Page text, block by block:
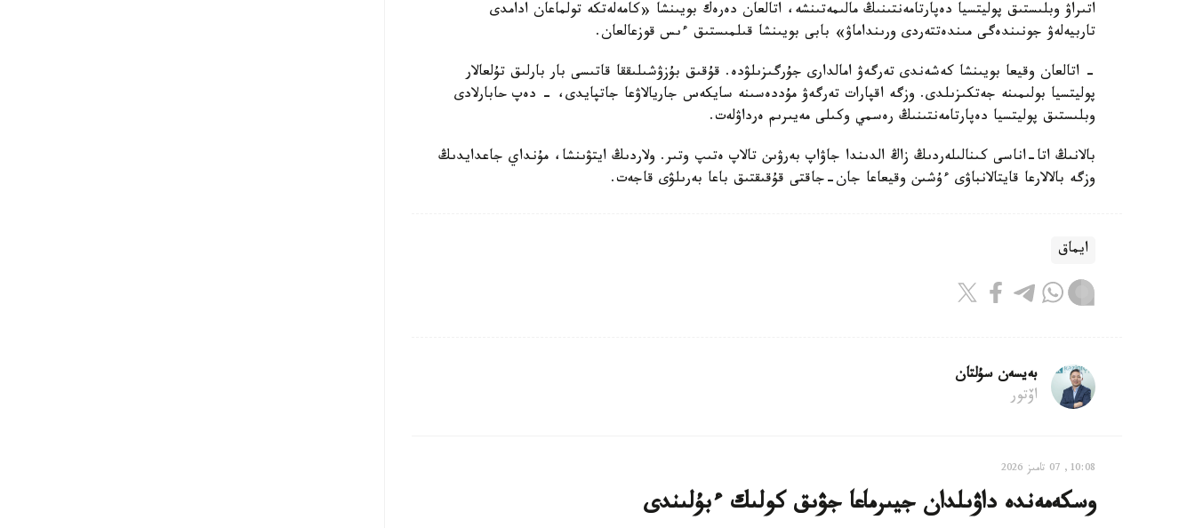
اتىراۋ وبلىستىق پوليتسيا دەپارتامەنتىنىڭ مالىمەتىنشە، اتالعان دەرەك بويىنشا «كامەلەتكە تولماعان ادامدى
تاربيەلەۋ جونىندەگى مىندەتتەردى ورىنداماۋ» بابى بويىنشا قىلمىستىق ءىس قوزعالعان.
- اتالعان وقيعا بويىنشا كەشەندى تەرگەۋ امالدارى جۇرگىزىلۋدە. قۇقىق بۇزۋشىلىققا قاتىسى بار بارلىق تۇلعالار
پوليتسيا بولىمىنە جەتكىزىلدى. وزگە اقپارات تەرگەۋ مۇددەسىنە سايكەس جاريالاۋعا جاتپايدى، - دەپ حابارلادى
وبلىستىق پوليتسيا دەپارتامەنتىنىڭ رەسمي وكىلى مەيىرىم ەرداۋلەت.
بالانىڭ اتا-اناسى كىنالىلەردىڭ زاڭ الدىندا جاۋاپ بەرۋىن تالاپ ەتىپ وتىر. ولاردىڭ ايتۋىنشا، مۇنداي جاعدايدىڭ
وزگە بالالارعا قايتالانباۋى ءۇشىن وقيعاعا جان-جاقتى قۇقىقتىق باعا بەرىلۋى قاجەت.
ايماق
بەيسەن سۇلتان
اۆتور
10:08, 07 تامىز 2026
وسكەمەندە داۋىلدان جيىرماعا جۋىق كولىك ءبۇلىندى